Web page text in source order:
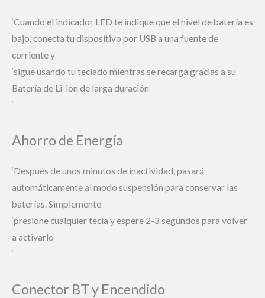
‘Cuando el indicador LED te indique que el nivel de batería es
bajo, conecta tu dispositivo por USB a una fuente de
corriente y
‘sigue usando tu teclado mientras se recarga gracias a su
Batería de Li-ion de larga duración
‘
Ahorro de Energía
‘Después de unos minutos de inactividad, pasará
automáticamente al modo suspensión para conservar las
baterías. Simplemente
‘presione cualquier tecla y espere 2-3 segundos para volver
a activarlo
‘
Conector BT y Encendido